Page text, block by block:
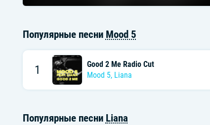
Популярные песни Mood 5
1
Good 2 Me Radio Cut
Mood 5, Liana
Популярные песни Liana